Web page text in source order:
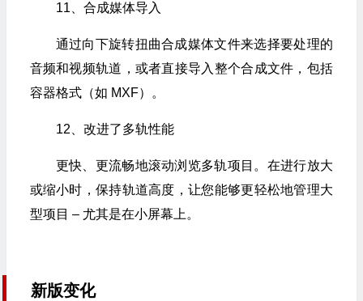
11、合成媒体导入
通过向下旋转扭曲合成媒体文件来选择要处理的
音频和视频轨道，或者直接导入整个合成文件，包括
容器格式（如 MXF）。
12、改进了多轨性能
更快、更流畅地滚动浏览多轨项目。在进行放大
或缩小时，保持轨道高度，让您能够更轻松地管理大
型项目 – 尤其是在小屏幕上。
新版变化